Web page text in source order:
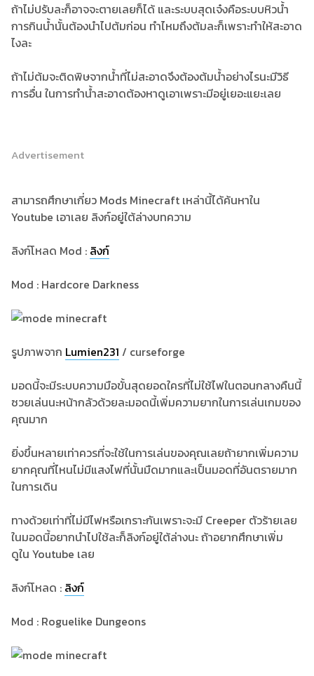
ถ้าไม่ปรับละก็อาจจะตายเลยก็ได้ และระบบสุดเจ๋งคือระบบหิวน้ำ
การกินน้ำนั้นต้องนำไปต้มก่อน ทำไหมถึงต้มละก็เพราะทำให้สะอาด
ไงละ
ถ้าไม่ต้มจะติดพิษจากน้ำที่ไม่สะอาดจึงต้องต้มน้ำอย่างไรนะมีวิธี
การอื่น ในการทำน้ำสะอาดต้องหาดูเอาเพราะมีอยู่เยอะแยะเลย
Advertisement
สามารถศึกษาเกี่ยว Mods Minecraft เหล่านี้ได้ค้นหาใน
Youtube เอาเลย ลิงก์อยู่ใต้ล่างบทความ
ลิงก์โหลด Mod : ลิงก์
Mod : Hardcore Darkness
รูปภาพจาก Lumien231 / curseforge
มอดนี้จะมีระบบความมือขั้นสุดยอดใครที่ไม่ใช้ไฟในตอนกลางคืนนี้
ซวยเล่นนะหน้ากลัวด้วยละมอดนี้เพิ่มความยากในการเล่นเกมของ
คุณมาก
ยิ่งขึ้นหลายเท่าควรที่จะใช้ในการเล่นของคุณเลยถ้ายากเพิ่มความ
ยากคุณที่ไหนไม่มีแสงไฟที่นั้นมืดมากและเป็นมอดที่อันตรายมาก
ในการเดิน
ทางด้วยเท่าที่ไม่มีไฟหรือเกราะกันเพราะจะมี Creeper ตัวร้ายเลย
ในมอดนี้อยากนำไปใช้ละก็ลิงก์อยู่ใต้ล่างนะ ถ้าอยากศึกษาเพิ่ม
ดูใน Youtube เลย
ลิงก์โหลด : ลิงก์
Mod : Roguelike Dungeons